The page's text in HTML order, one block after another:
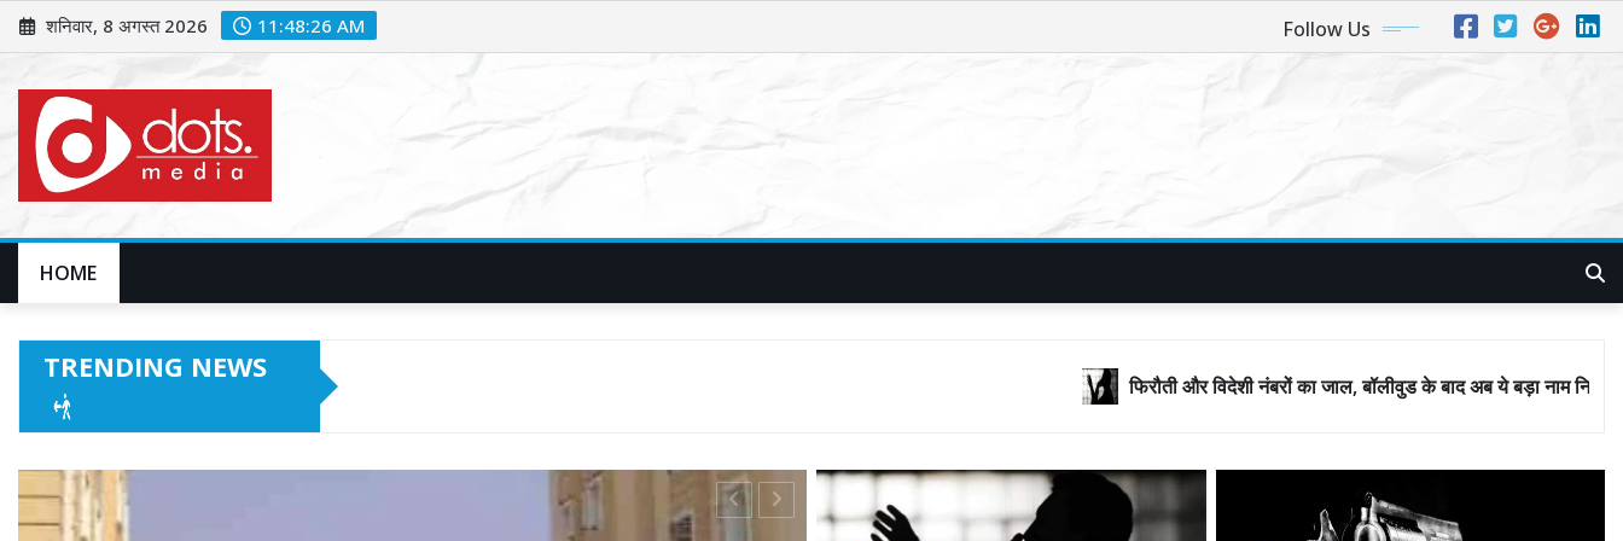
Skip
to
शनिवार, 8 अगस्त 2026 11:48:28 AM Follow Us
HOME
TRENDING NEWS
फिरौती और विदेशी नंबरों का जाल, बॉलीवुड के बाद अब ये बड़ा नाम निशाने पर! मुंबई जैसा ‘फिरौती